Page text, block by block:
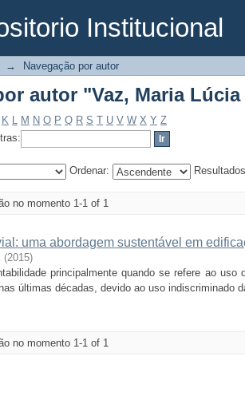
Institucional
autor "Vaz, Maria
→ Navegação por autor
autor "Vaz, Maria
K L M N O P Q R S T U V W X Y Z
Ordenar:
no momento 1-1 of 1
uma abordagem sustentável em
(2015)
principalmente quando se refere ao
últimas décadas, devido ao uso indiscriminado
no momento 1-1 of 1